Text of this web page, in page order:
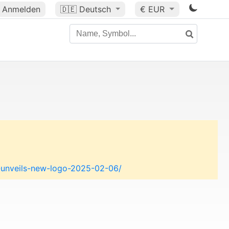
Anmelden 🇩🇪 Deutsch € EUR
new-logo-2025-02-06/